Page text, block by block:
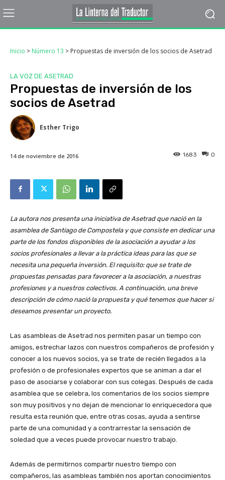
Inicio > Número 13 > Propuestas de inversión de los socios de Asetrad
LA VOZ DE ASETRAD
Propuestas de inversión de los
socios de Asetrad
Esther Trigo
14 de noviembre de 2016 0
1683
La autora nos presenta una iniciativa de Asetrad que nació en la
asamblea de Santiago de Compostela y que consiste en dedicar una
parte de los fondos disponibles de la asociación a ayudar a los
socios profesionales a llevar a la práctica ideas para las que se
necesita una pequeña inversión. El requisito: que se trate de
propuestas pensadas para favorecer a la asociación, a nuestras
profesiones y a nuestros colectivos. A continuación, una breve
descripción de cómo nació la propuesta y qué tenemos que hacer si
deseamos presentar un proyecto.
Las asambleas de Asetrad nos permiten pasar un tiempo con
amigos, estrechar lazos con nuestros compañeros de profesión y
conocer a los nuevos socios, ya se trate de recién llegados a la
profesión o de profesionales expertos que se animan a dar el
paso de asociarse y colaborar con sus colegas. Después de cada
asamblea que se celebra, los comentarios de los socios siempre
son muy positivos y no dejan de mencionar lo enriquecedora que
resulta esta reunión que, entre otras cosas, ayuda a sentirse
parte de una comunidad y a contrarrestar la sensación de
soledad que a veces puede provocar nuestro trabajo.
Además de permitirnos compartir nuestro tiempo con
compañeros, las asambleas también nos aportan conocimientos